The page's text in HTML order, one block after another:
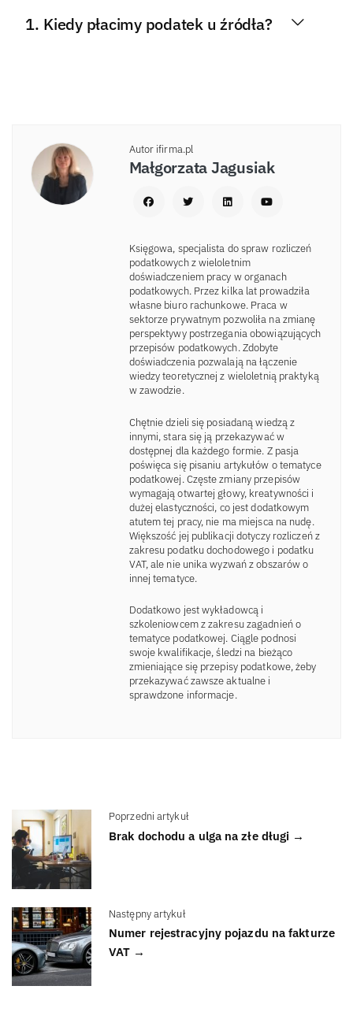
Kiedy płacimy podatek u źródła?
Autor ifirma.pl
Małgorzata Jagusiak
Księgowa, specjalista do spraw rozliczeń
podatkowych z wieloletnim
doświadczeniem pracy w organach
podatkowych. Przez kilka lat prowadziła
własne biuro rachunkowe. Praca w
sektorze prywatnym pozwoliła na zmianę
perspektywy postrzegania obowiązujących
przepisów podatkowych. Zdobyte
doświadczenia pozwalają na łączenie
wiedzy teoretycznej z wieloletnią praktyką
w zawodzie.
Chętnie dzieli się posiadaną wiedzą z
innymi, stara się ją przekazywać w
dostępnej dla każdego formie. Z pasja
poświęca się pisaniu artykułów o tematyce
podatkowej. Częste zmiany przepisów
wymagają otwartej głowy, kreatywności i
dużej elastyczności, co jest dodatkowym
atutem tej pracy, nie ma miejsca na nudę.
Większość jej publikacji dotyczy rozliczeń z
zakresu podatku dochodowego i podatku
VAT, ale nie unika wyzwań z obszarów o
innej tematyce.
Dodatkowo jest wykładowcą i
szkoleniowcem z zakresu zagadnień o
tematyce podatkowej. Ciągle podnosi
swoje kwalifikacje, śledzi na bieżąco
zmieniające się przepisy podatkowe, żeby
przekazywać zawsze aktualne i
sprawdzone informacje.
Poprzedni artykuł
Brak dochodu a ulga na złe długi →
Następny artykuł
Numer rejestracyjny pojazdu na fakturze
VAT →